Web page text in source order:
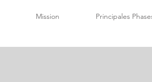
Mission Principales